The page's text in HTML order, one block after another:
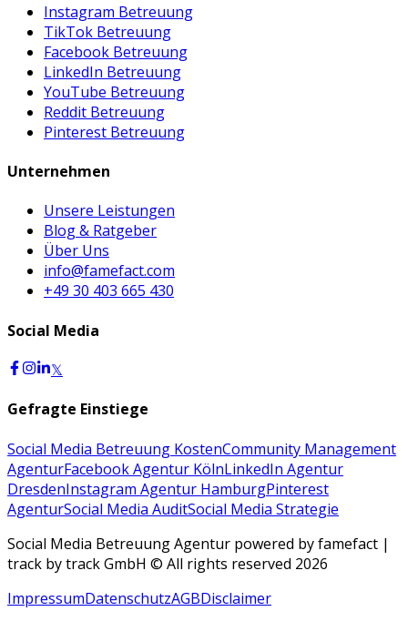
Instagram Betreuung
TikTok Betreuung
Facebook Betreuung
LinkedIn Betreuung
YouTube Betreuung
Reddit Betreuung
Pinterest Betreuung
Unternehmen
Unsere Leistungen
Blog & Ratgeber
Über Uns
info@famefact.com
+49 30 403 665 430
Social Media
𝕏
Gefragte Einstiege
Social Media Betreuung KostenCommunity Management
AgenturFacebook Agentur KölnLinkedIn Agentur
DresdenInstagram Agentur HamburgPinterest
AgenturSocial Media AuditSocial Media Strategie
Social Media Betreuung Agentur powered by famefact |
track by track GmbH © All rights reserved 2026
ImpressumDatenschutzAGBDisclaimer